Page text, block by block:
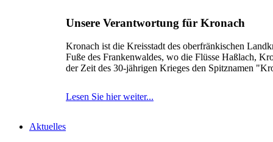
Unsere Verantwortung für Kronach
Kronach ist die Kreisstadt des oberfränkischen
Fuße des Frankenwaldes, wo die Flüsse Haßlach,
der Zeit des 30-jährigen Krieges den Spitznamen
Lesen Sie hier weiter...
Aktuelles